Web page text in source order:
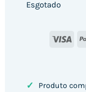
Esgotado
✓ Produto